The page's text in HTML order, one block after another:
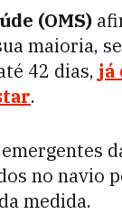
(OMS)
maioria,
42 dias, já
.
no navio
medida.